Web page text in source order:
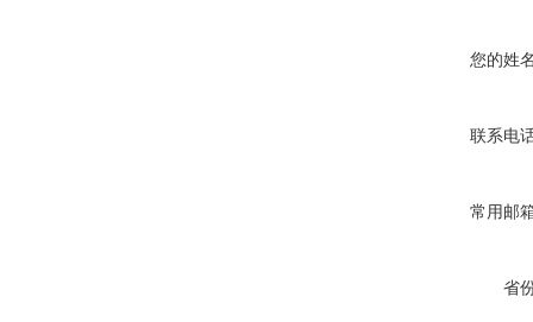
您的姓
联系电
常用邮
省